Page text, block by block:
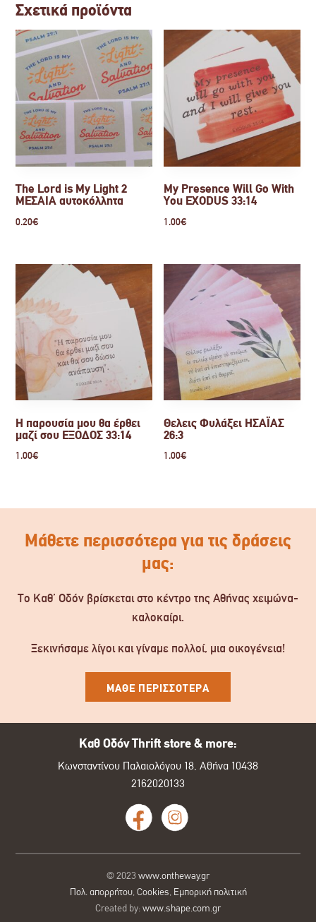
Σχετικά προϊόντα
The Lord is My Light 2
ΜΕΣΑΙΑ αυτοκόλλητα
0.20€
My Presence Will Go With
You EXODUS 33:14
1.00€
Η παρουσία μου θα έρθει
μαζί σου ΕΞΟΔΟΣ 33:14
1.00€
Θελεις Φυλάξει ΗΣΑΪΑΣ
26:3
1.00€
Μάθετε περισσότερα για τις δράσεις
μας:
Το Καθ’ Οδόν βρίσκεται στο κέντρο της Αθήνας χειμώνα-
καλοκαίρι.
Ξεκινήσαμε λίγοι και γίναμε πολλοί, μια οικογένεια!
ΜΑΘΕ ΠΕΡΙΣΣΟΤΕΡΑ
Καθ Οδόν Thrift store & more:
Κωνσταντίνου Παλαιολόγου 18, Αθήνα 10438
2162020133
© 2023 www.ontheway.gr
Πολ. απορρήτου,Cookies, Εμπορική πολιτική
Created by:www.shape.com.gr